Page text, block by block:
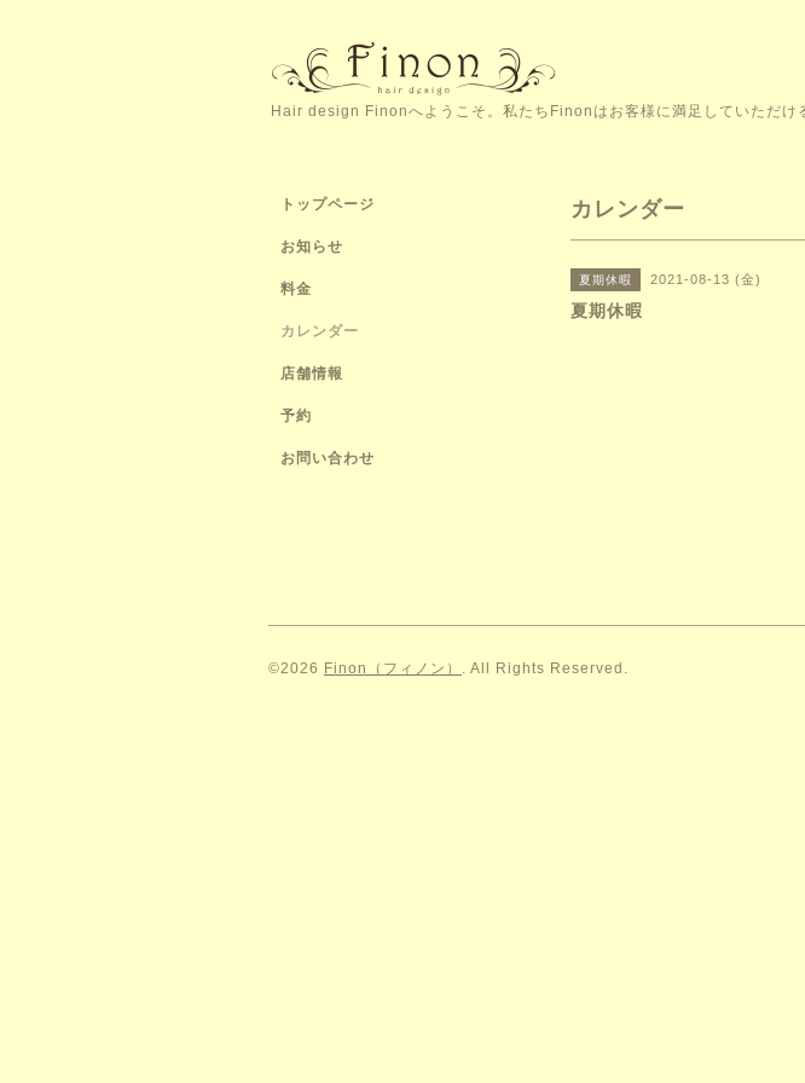
Hair design Finonへようこそ。私たちFinonはお客様に満足していただけ
カレンダー
夏期休暇 2021-08-13 (金)
夏期休暇
トップページ
お知らせ
料金
カレンダー
店舗情報
予約
お問い合わせ
©2026 Finon（フィノン） . All Rights Reserved.